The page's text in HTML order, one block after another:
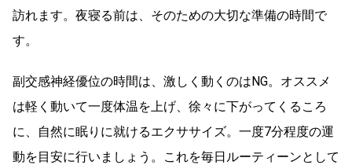
訪れます。夜寝る前は、そのための大切な準備の時間で
す。
副交感神経優位の時間は、激しく動くのはNG。オススメ
は軽く動いて一度体温を上げ、徐々に下がってくるころ
に、自然に眠りに就けるエクササイズ。一度7分程度の運
動を目安に行いましょう。これを毎日ルーティーンとして